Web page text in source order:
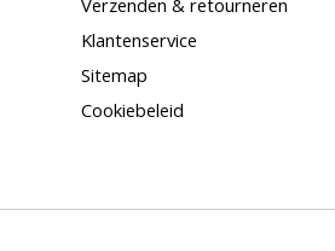
Klantenservice
Sitemap
Cookiebeleid